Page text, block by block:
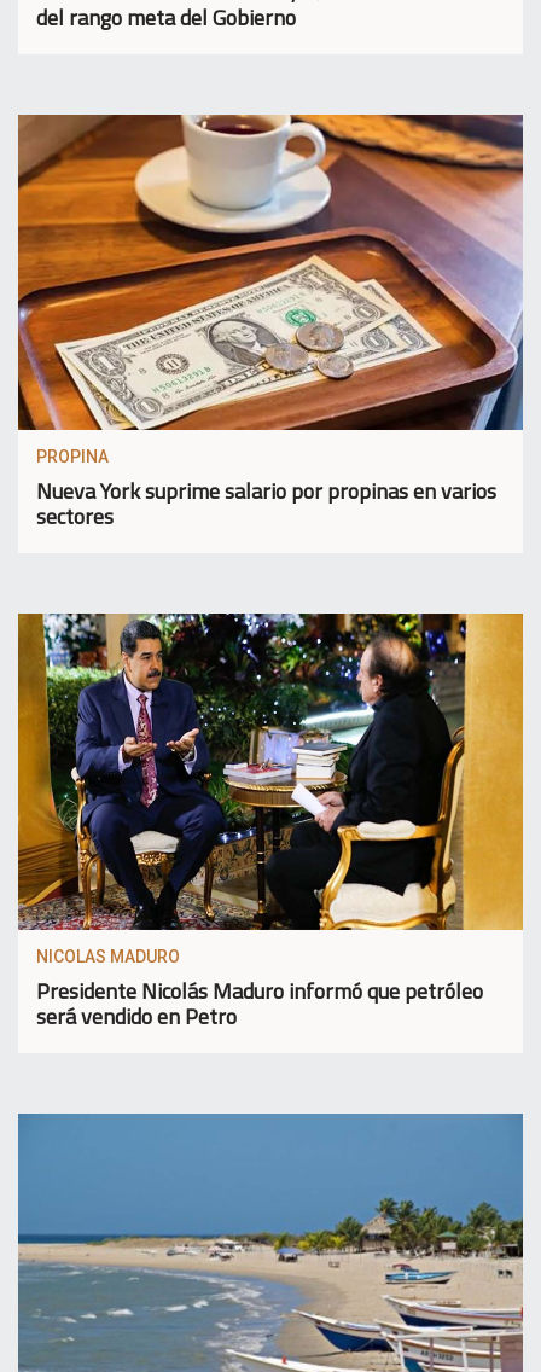
del rango meta del Gobierno
PROPINA
Nueva York suprime salario por propinas en varios
sectores
NICOLAS MADURO
Presidente Nicolás Maduro informó que petróleo
será vendido en Petro